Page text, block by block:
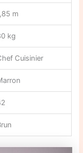
m
kg
Cuisinier